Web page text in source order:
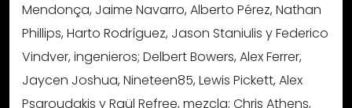
Mendonça, Jaime Navarro, Alberto Pérez, Nathan
Phillips, Harto Rodríguez, Jason Staniulis y Federico
Vindver, ingenieros; Delbert Bowers, Alex Ferrer,
Jaycen Joshua, Nineteen85, Lewis Pickett, Alex
Psaroudakis y Raül Refree, mezcla; Chris Athens,